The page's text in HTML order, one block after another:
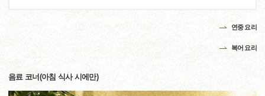
연중 요리
복어 요리
음료 코너(아침 식사 시에만)